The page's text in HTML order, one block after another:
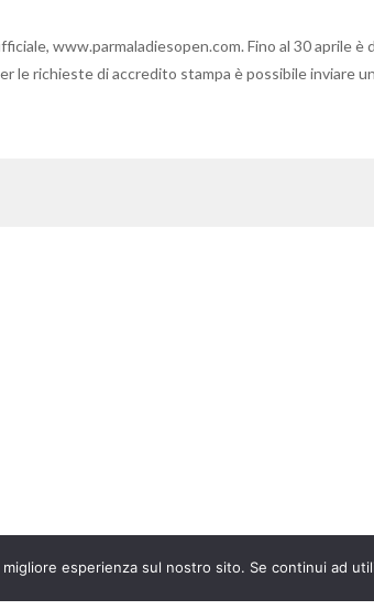
www.parmaladiesopen.com. Fino al 30 aprile è
le richieste di accredito stampa è possibile inviare
esperienza sul nostro sito. Se continui ad